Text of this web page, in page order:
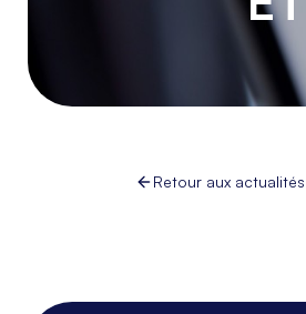
Retour aux actualités